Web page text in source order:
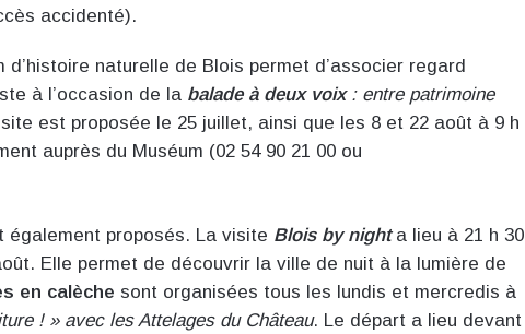
accidenté).
naturelle de Blois permet d’associer regard
à l’occasion de la balade à deux voix: entre patrimoine
est proposée le 25 juillet, ainsi que les 8 et 22 août à 9 h
auprès du Muséum (02 54 90 21 00 ou
également proposés. La visite Blois by nighta lieu à 21 h 30
Elle permet de découvrir la ville de nuit à la lumière de
en calèche sont organisées tous les lundis et mercredis à
! » avec les Attelages du Château. Le départ a lieu devant